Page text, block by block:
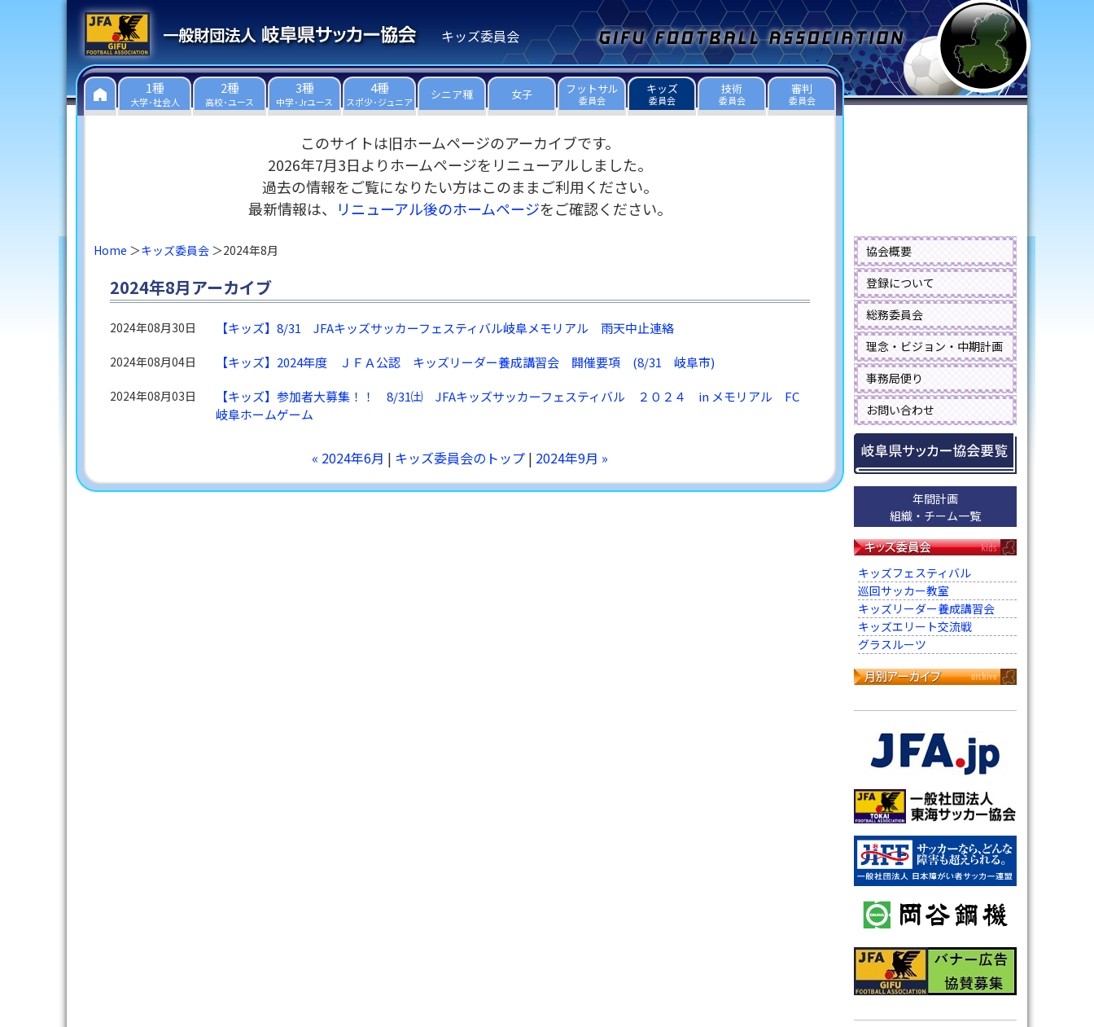
キッズ委員会
1種
大学･社会人
2種
高校･ユース
3種
中学･Jrユース
4種
スポ少･ジュニア シニア種 女子 フットサル
委員会
キッズ
委員会
技術
委員会
審判
委員会
このサイトは旧ホームページのアーカイブです。
2026年7月3日よりホームページをリニューアルしました。
過去の情報をご覧になりたい方はこのままご利用ください。
最新情報は、
リニューアル後のホームページをご確認ください。
Home キッズ委員会 2024年8月
2024年8月アーカイブ
2024年08月30日 【キッズ】8/31 JFAキッズサッカーフェスティバル岐阜メモリアル 雨天中止連絡
2024年08月04日 【キッズ】2024年度 ＪＦＡ公認 キッズリーダー養成講習会 開催要項 (8/31 岐阜市)
2024年08月03日
【キッズ】参加者大募集！！ 8/31㈯ JFAキッズサッカーフェスティバル ２０２４ in メモリアル FC
岐阜ホームゲーム
« 2024年6月 | キッズ委員会のトップ | 2024年9月 »
協会概要
登録について
総務委員会
理念・ビジョン・中期計画
事務局便り
お問い合わせ
年間計画
組織・チーム一覧
キッズフェスティバル
巡回サッカー教室
キッズリーダー養成講習会
キッズエリート交流戦
グラスルーツ